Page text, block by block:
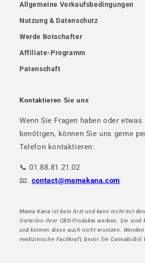
Allgemeine Verkaufsbedingungen
Nutzung & Datenschutz
Werde Botschafter
Affiliate-Programm
Patenschaft
Kontaktieren Sie uns
Wenn Sie Fragen haben oder
benötigen, können Sie uns gerne
Telefon kontaktieren:
📞 01.88.81.21.02
📧. contact@mamakana.com
Mama Kana ist kein Arzt und kann nicht mit
Vorteilen ihrer CBD-Produkte werben. Sie sind
und können diese auch nicht ersetzen.
medizinische Fachkraft, bevor Sie Cannabidiol